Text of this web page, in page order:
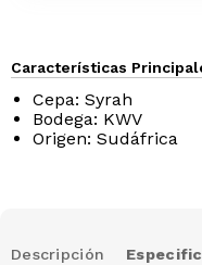
Características
Cepa: Syrah
Bodega: KWV
Origen: Sudáfrica
Descripción